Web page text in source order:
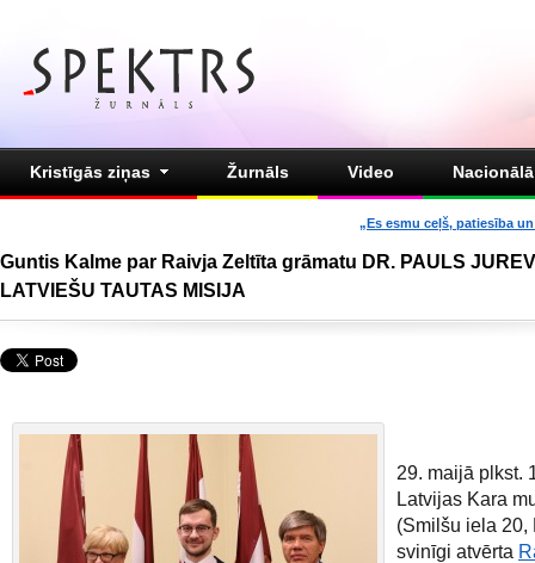
Kristīgās ziņas Žurnāls Video
„Es esmu ceļš, patiesība
Guntis Kalme par Raivja Zeltīta grāmatu DR. PAULS
LATVIEŠU TAUTAS MISIJA
29. maijā plkst.
Latvijas Kara
(Smilšu iela 20,
svinīgi atvērta